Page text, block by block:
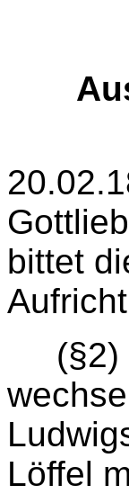
bittet
(§2)
Löffel